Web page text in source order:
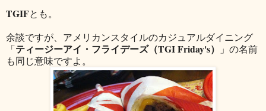
TGIFとも。
余談ですが、アメリカンスタイルのカジュアルダイニング
「ティージーアイ・フライデーズ（TGI Friday's）
」の名前
も同じ意味ですよ。